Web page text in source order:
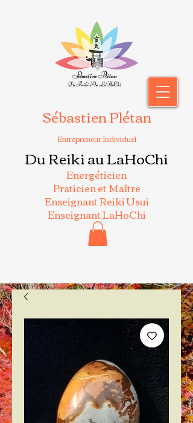
Sébastien Plétan
Entrepreneur Individuel
Du Reiki au LaHoChi
Energéticien
Praticien et Maître
Enseignant Reiki Usui
Enseignant LaHoChi